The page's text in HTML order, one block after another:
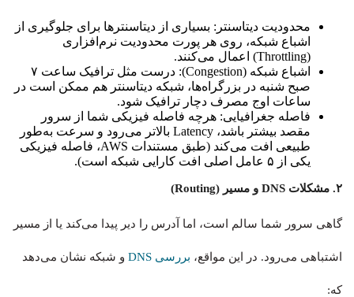
محدودیت دیتاسنتر: بسیاری از دیتاسنترها برای جلوگیری از
اشباع شبکه، روی هر پورت محدودیت نرم‌افزاری
(Throttling) اعمال می‌کنند.
اشباع شبکه (Congestion): درست مثل ترافیک ساعت ۷
صبح شنبه در بزرگراه‌ها، شبکه دیتاسنتر هم ممکن است در
ساعات اوج مصرف دچار ترافیک شود.
فاصله جغرافیایی: هرچه فاصله فیزیکی شما از سرور
مقصد بیشتر باشد، Latency بالاتر می‌رود و سرعت به‌طور
طبیعی افت می‌کند (طبق مستندات AWS، فاصله فیزیکی
یکی از ۵ عامل اصلی افت کارایی شبکه است).
۲. مشکلات DNS و مسیر (Routing)
گاهی سرور شما سالم است، اما آدرس را دیر پیدا می‌کند یا از مسیر
اشتباهی می‌رود. در این مواقع، بررسی DNS و شبکه نشان می‌دهد
که: